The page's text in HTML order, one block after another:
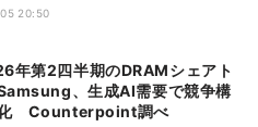
20:50
、生成AI需要で競争構
化 Counterpoint調べ